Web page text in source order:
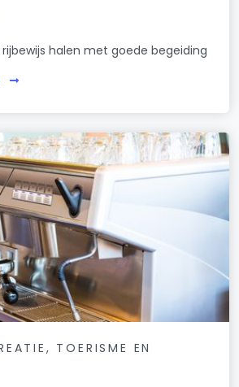
halen met goede begeiding
TOERISME EN